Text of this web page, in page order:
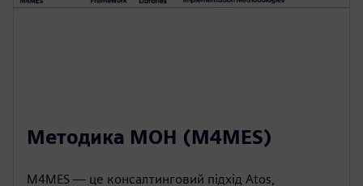
Методика МОН (M4MES)
M4MES — це консалтинговий підхід Atos,